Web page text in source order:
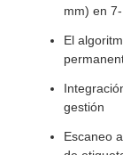
mm) en
El
gestión
Escaneo